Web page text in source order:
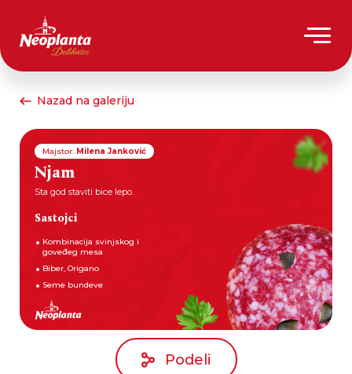
Nazad na galeriju
Majstor: Milena Janković
Njam
Sta god staviti bice lepo.
Sastojci
Kombinacija svinjskog i
goveđeg mesa
Biber, Origano
Seme bundeve
Podeli